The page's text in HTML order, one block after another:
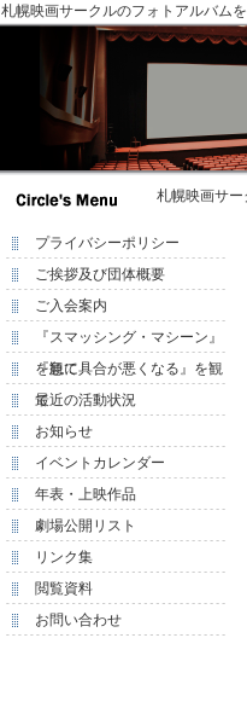
札幌映画サークルのフォトアルバム
札幌映画サー
プライバシーポリシー
ご挨拶及び団体概要
ご入会案内
『スマッシング・マシーン』
を観て
『急に具合が悪くなる』を観
て
最近の活動状況
お知らせ
イベントカレンダー
年表・上映作品
劇場公開リスト
リンク集
閲覧資料
お問い合わせ